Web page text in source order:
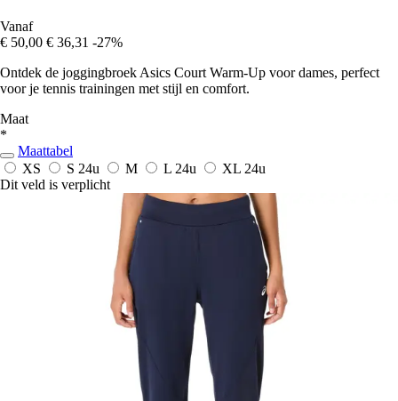
Vanaf
€ 50,00 € 36,31 -27%
Ontdek de joggingbroek Asics Court Warm-Up voor dames, perfect
voor je tennis trainingen met stijl en comfort.
Maat
*
Maattabel
XS
S 24u M L 24u XL 24u
Dit veld is verplicht